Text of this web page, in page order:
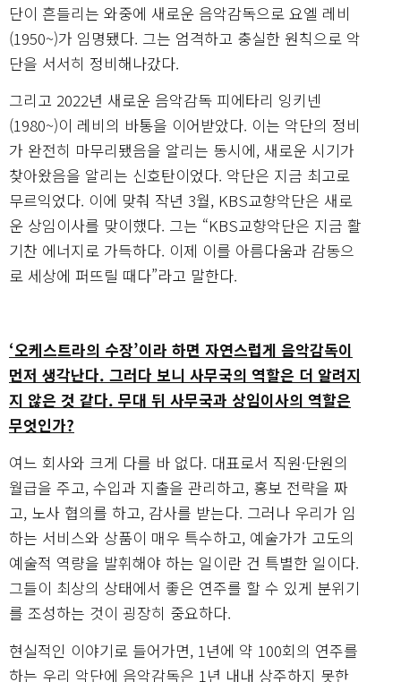
단이 흔들리는 와중에 새로운 음악감독으로 요엘 레비
(1950~)가 임명됐다. 그는 엄격하고 충실한 원칙으로 악
단을 서서히 정비해나갔다.
그리고 2022년 새로운 음악감독 피에타리 잉키넨
(1980~)이 레비의 바통을 이어받았다. 이는 악단의 정비
가 완전히 마무리됐음을 알리는 동시에, 새로운 시기가
찾아왔음을 알리는 신호탄이었다. 악단은 지금 최고로
무르익었다. 이에 맞춰 작년 3월, KBS교향악단은 새로
운 상임이사를 맞이했다. 그는 “KBS교향악단은 지금 활
기찬 에너지로 가득하다. 이제 이를 아름다움과 감동으
로 세상에 퍼뜨릴 때다”라고 말한다.
‘오케스트라의 수장’이라 하면 자연스럽게 음악감독이
먼저 생각난다. 그러다 보니 사무국의 역할은 더 알려지
지 않은 것 같다. 무대 뒤 사무국과 상임이사의 역할은
무엇인가?
여느 회사와 크게 다를 바 없다. 대표로서 직원·단원의
월급을 주고, 수입과 지출을 관리하고, 홍보 전략을 짜
고, 노사 협의를 하고, 감사를 받는다. 그러나 우리가 임
하는 서비스와 상품이 매우 특수하고, 예술가가 고도의
예술적 역량을 발휘해야 하는 일이란 건 특별한 일이다.
그들이 최상의 상태에서 좋은 연주를 할 수 있게 분위기
를 조성하는 것이 굉장히 중요하다.
현실적인 이야기로 들어가면, 1년에 약 100회의 연주를
하는 우리 악단에 음악감독은 1년 내내 상주하지 못한